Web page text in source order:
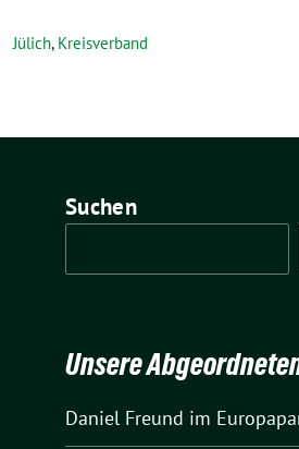
Jülich, Kreisverband
Suchen
Unsere
Daniel Freund im